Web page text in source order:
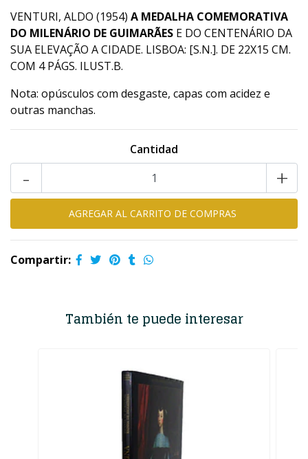
VENTURI, ALDO (1954) A MEDALHA COMEMORATIVA
DO MILENÁRIO DE GUIMARÃES E DO CENTENÁRIO DA
SUA ELEVAÇÃO A CIDADE. LISBOA: [S.N.]. DE 22X15 CM.
COM 4 PÁGS. ILUST.B.
Nota: opúsculos com desgaste, capas com acidez e
outras manchas.
Cantidad
+
-
Compartir:
También te puede interesar